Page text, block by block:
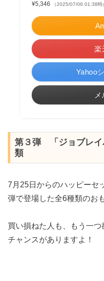
¥5,346
（2025/07/06 01:38時
楽
Yahoo
メ
第３弾 「ジョブレイ
類
7月25日からのハッピーセ
弾で登場した全6種類のお
買い損ねた人も、もう一
チャンスがありますよ！